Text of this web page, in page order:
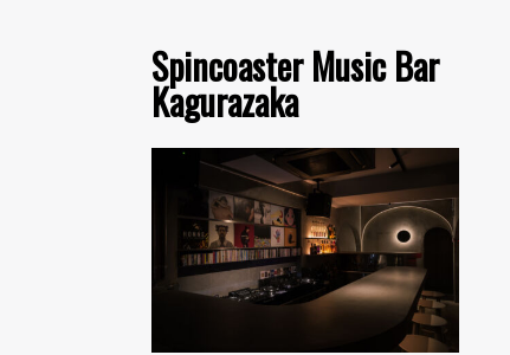
Spincoaster Music Bar
Kagurazaka